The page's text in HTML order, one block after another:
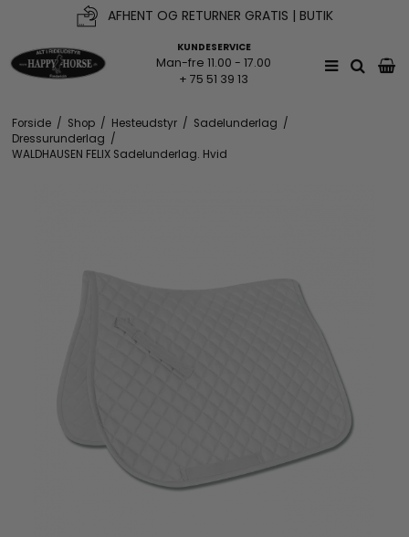
AFHENT OG RETURNER GRATIS | BUTIK
FRI FRAGT V. KØB OVER 500KR*
KUNDESERVICE
Man-fre 11.00 - 17.00
+ 75 51 39 13
Forside / Shop / Hesteudstyr / Sadelunderlag /
Dressurunderlag /
WALDHAUSEN FELIX Sadelunderlag. Hvid